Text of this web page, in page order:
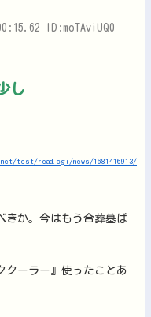
ID:moTAviUQ0
し
test/read.cgi/news/1681416913/
きか。今はもう合葬墓ば
クーラー』使ったことあ